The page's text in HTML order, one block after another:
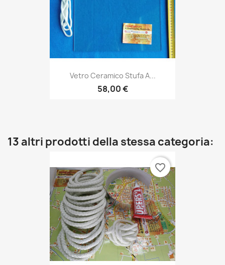
Vetro Ceramico Stufa A...
58,00 €
13 altri prodotti della stessa categoria:
favorite_border